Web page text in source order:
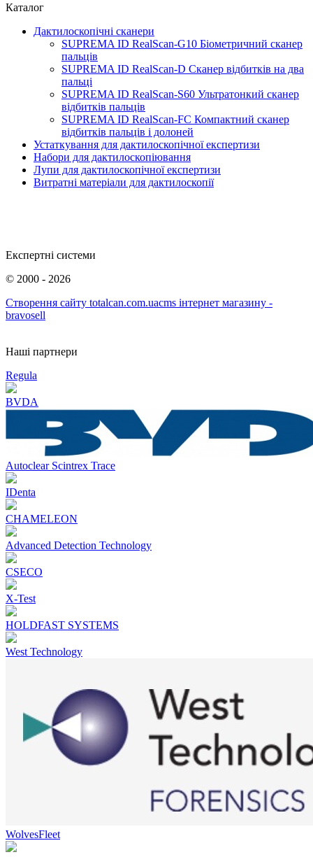
Каталог
Дактилоскопічні сканери
SUPREMA ID RealScan-G10 Біометричний сканер
пальців
SUPREMA ID RealScan-D Сканер відбитків на два
пальці
SUPREMA ID RealScan-S60 Ультратонкий сканер
відбитків пальців
SUPREMA ID RealScan-FC Компактний сканер
відбитків пальців і долоней
Устаткування для дактилоскопічної експертизи
Набори для дактилоскопіювання
Лупи для дактилоскопічної експертизи
Витратні матеріали для дактилоскопії
Експертні системи
© 2000 - 2026
Створення сайту totalcan.com.uacms інтернет магазину -
bravosell
Наші партнери
Regula
BVDA
Autoclear Scintrex Trace
IDenta
CHAMELEON
Advanced Detection Technology
CSECO
X-Test
HOLDFAST SYSTEMS
West Technology
WolvesFleet